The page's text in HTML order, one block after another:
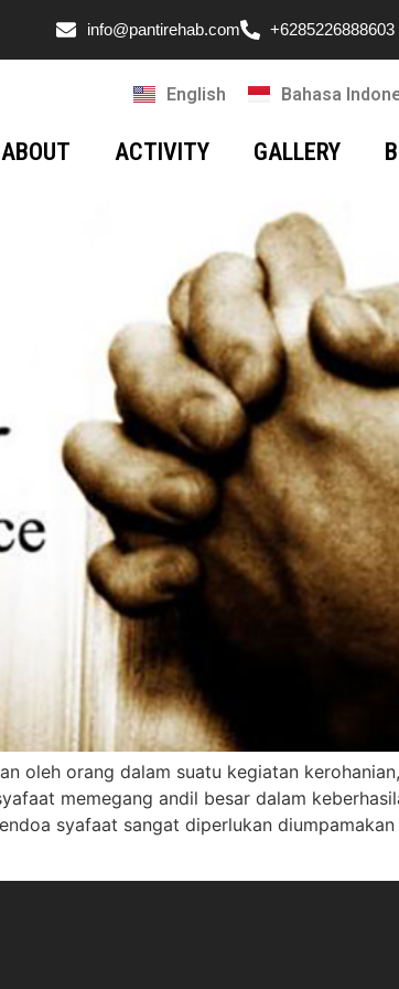
info@pantirehab.com +6285226888603
English Bahasa
ABOUT ACTIVITY GALLERY
oleh orang dalam suatu kegiatan
memegang andil besar dalam
syafaat sangat diperlukan